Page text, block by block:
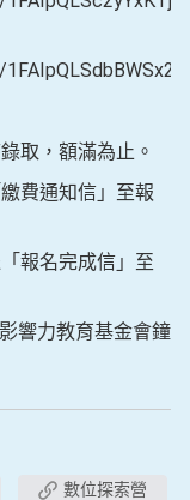
，額滿為止。
通知信」至報
名完成信」至
響力教育基金會鐘
數位探索營